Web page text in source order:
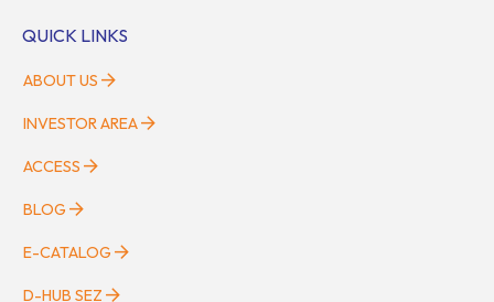
QUICK LINKS
ABOUT US
INVESTOR AREA
ACCESS
BLOG
E-CATALOG
D-HUB SEZ